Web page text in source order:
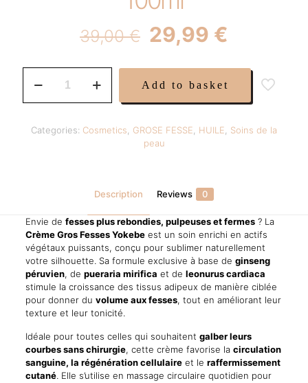
39,00€ Original
price
was:
39,00 €.
29,99 €
is:
29,99 €.
Crème
quantity
Add to basket
Categories: Cosmetics, GROSE FESSE, HUILE, Soins de la
peau
Description Reviews 0
Envie de fesses plus rebondies, pulpeuses et fermes? La
Crème Gros Fesses Yokebeest un soin enrichi en actifs
végétaux puissants, conçu pour sublimer naturellement
votre silhouette. Sa formule exclusive à base de ginseng
péruvien, de pueraria mirifica et de leonurus cardiaca
stimule la croissance des tissus adipeux de manière ciblée
pour donner du volume aux fesses, tout en améliorant leur
texture et leur tonicité.
Idéale pour toutes celles qui souhaitent galber leurs
courbes sans chirurgie, cette crème favorise la circulation
sanguine, la régénération cellulaireet le raffermissement
cutané. Elle s’utilise en massage circulaire quotidien pour